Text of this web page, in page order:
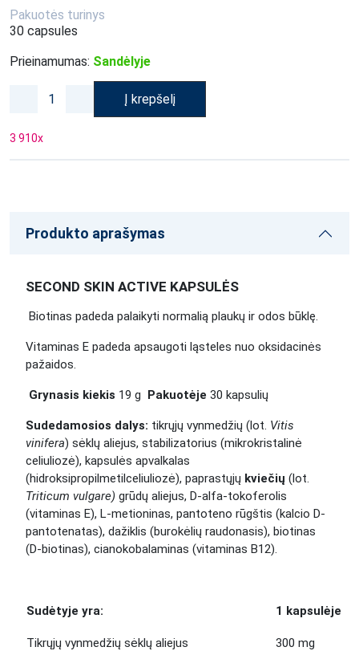
Pakuotės turinys
30 capsules
Prieinamumas: Sandėlyje
Į krepšelį
3 910x
Produkto aprašymas
SECOND SKIN ACTIVE KAPSULĖS
Biotinas padeda palaikyti normalią plaukų ir odos būklę.
Vitaminas E padeda apsaugoti ląsteles nuo oksidacinės
pažaidos.
Grynasis kiekis 19 g Pakuotėje 30 kapsulių
Sudedamosios dalys: tikrųjų vynmedžių (lot. Vitis
vinifera) sėklų aliejus, stabilizatorius (mikrokristalinė
celiuliozė), kapsulės apvalkalas
(hidroksipropilmetilceliuliozė), paprastųjų kviečių (lot.
Triticum vulgare) grūdų aliejus, D-alfa-tokoferolis
(vitaminas E), L-metioninas, pantoteno rūgštis (kalcio D-
pantotenatas), dažiklis (burokėlių raudonasis), biotinas
(D-biotinas), cianokobalaminas (vitaminas B12).
Sudėtyje yra: 1 kapsulėje
Tikrųjų vynmedžių sėklų aliejus 300 mg